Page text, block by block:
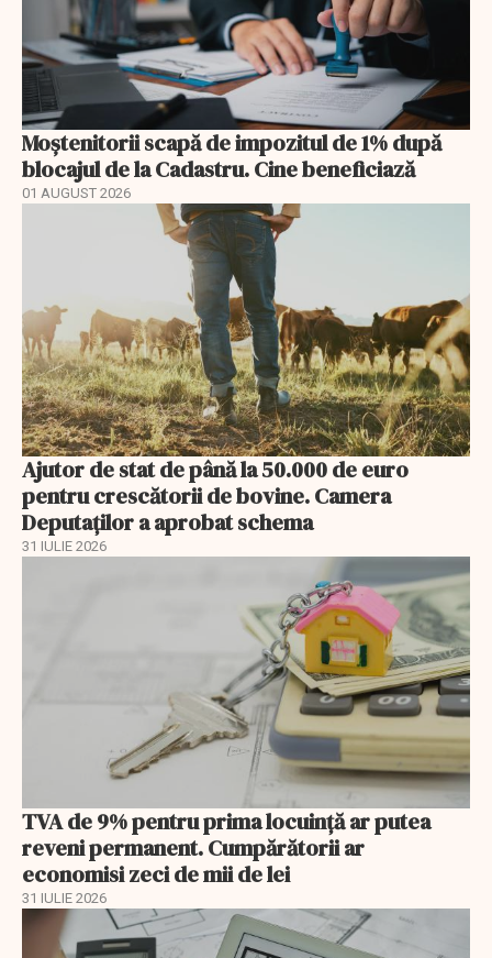
Moștenitorii scapă de impozitul de 1% după
blocajul de la Cadastru. Cine beneficiază
01 AUGUST 2026
Ajutor de stat de până la 50.000 de euro
pentru crescătorii de bovine. Camera
Deputaților a aprobat schema
31 IULIE 2026
TVA de 9% pentru prima locuință ar putea
reveni permanent. Cumpărătorii ar
economisi zeci de mii de lei
31 IULIE 2026